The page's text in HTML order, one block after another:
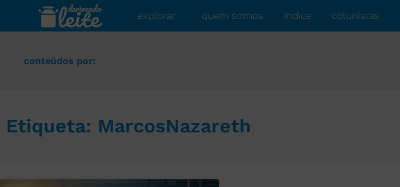
explorar quem somos índice colunistas
conteúdos por:
Etiqueta: MarcosNazareth